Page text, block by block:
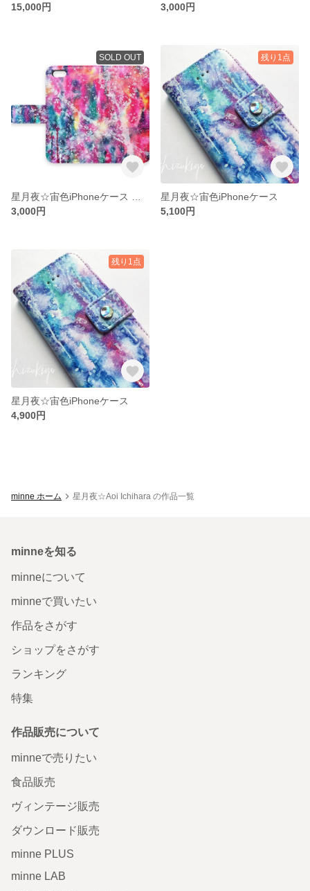
15,000円
3,000円
SOLD OUT
3,000円
残り1点
星月夜☆宙色iPhoneケース
5,100円
残り1点
星月夜☆宙色iPhoneケース
4,900円
minne ホーム 星月夜☆Aoi Ichihara の作品一覧
minneを知る
minneについて
minneで買いたい
作品をさがす
ショップをさがす
ランキング
特集
作品販売について
minneで売りたい
食品販売
ヴィンテージ販売
ダウンロード販売
minne PLUS
minne LAB